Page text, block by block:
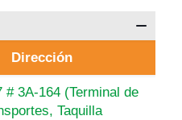
Dirección
# 3A-164 (Terminal de
Taquilla